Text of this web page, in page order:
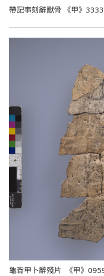
帶記事刻辭獸骨 《甲》
龜背甲卜辭殘片 《甲》